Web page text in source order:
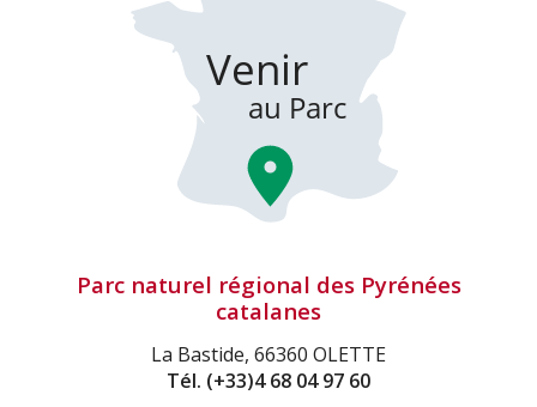
Parc naturel régional des Pyrénées
catalanes
La Bastide, 66360 OLETTE
Tél. (+33)4 68 04 97 60